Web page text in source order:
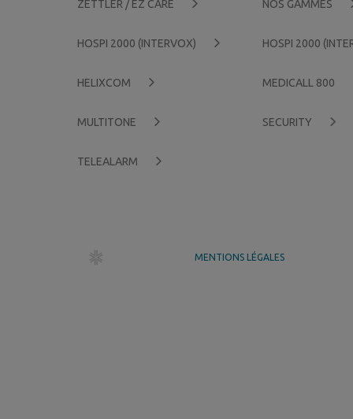
ZETTLER / EZ CARE
HOSPI 2000 (INTERVOX)
HELIXCOM
MULTITONE
TELEALARM
NOS GAMMES
HOSPI 2000
MEDICALL 800
SECURITY
MENTIONS LÉGALES